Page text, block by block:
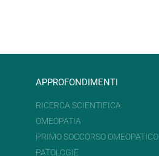
APPROFONDIMENTI
RICERCA SCIENTIFICA
OMEOPATIA
PRIMO SOCCORSO OMEOPATICO
PATOLOGIE